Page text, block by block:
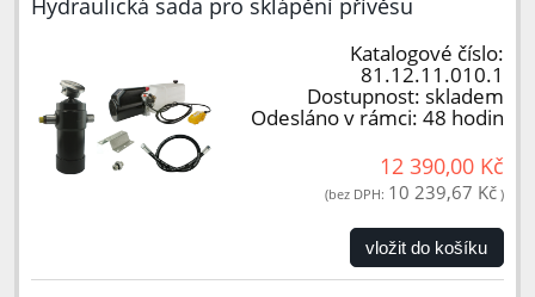
Hydraulická sada pro sklápění přívěsu
Katalogové číslo:
81.12.11.010.1
Dostupnost: skladem
Odesláno v rámci: 48 hodin
12 390,00 Kč
(bez DPH: 10 239,67 Kč )
vložit do košíku